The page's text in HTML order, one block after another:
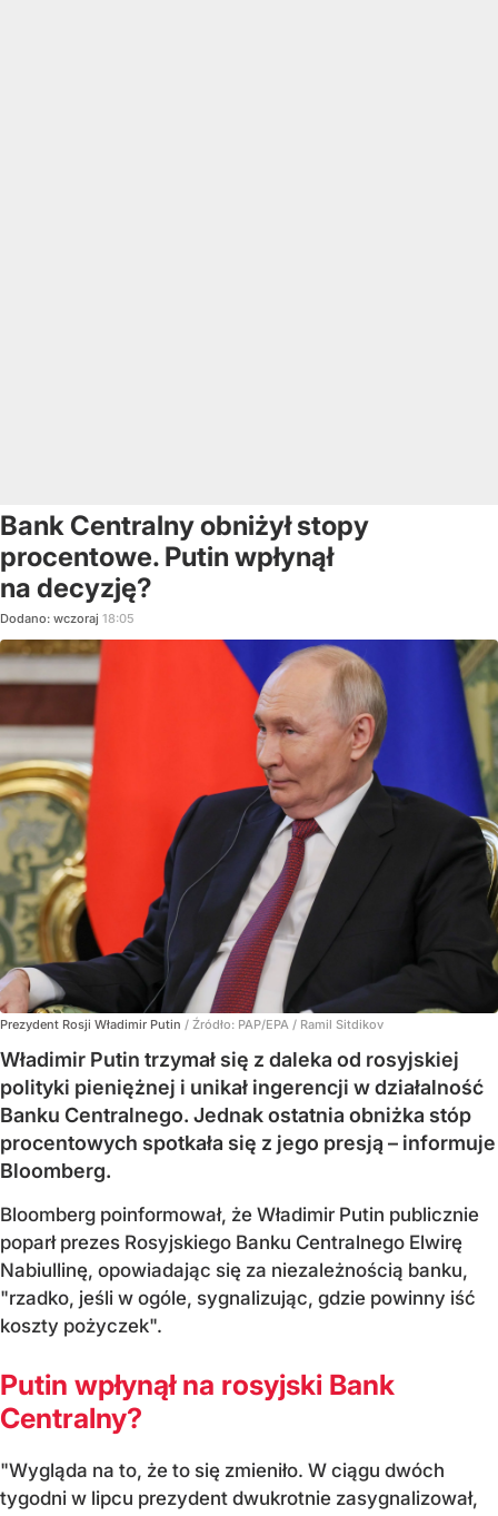
Bank Centralny obniżył stopy
procentowe. Putin wpłynął
na decyzję?
Dodano: wczoraj 18:05
Prezydent Rosji Władimir Putin / Źródło: PAP/EPA / Ramil Sitdikov
Władimir Putin trzymał się z daleka od rosyjskiej
polityki pieniężnej i unikał ingerencji w działalność
Banku Centralnego. Jednak ostatnia obniżka stóp
procentowych spotkała się z jego presją – informuje
Bloomberg.
Bloomberg poinformował, że Władimir Putin publicznie
poparł prezes Rosyjskiego Banku Centralnego Elwirę
Nabiullinę, opowiadając się za niezależnością banku,
"rzadko, jeśli w ogóle, sygnalizując, gdzie powinny iść
koszty pożyczek".
Putin wpłynął na rosyjski Bank
Centralny?
"Wygląda na to, że to się zmieniło. W ciągu dwóch
tygodni w lipcu prezydent dwukrotnie zasygnalizował,